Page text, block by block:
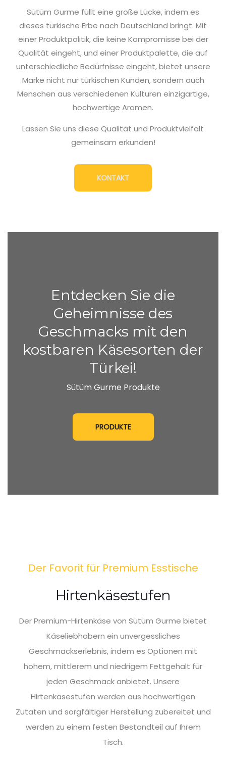
Sütüm Gurme füllt eine große Lücke, indem es
dieses türkische Erbe nach Deutschland bringt. Mit
einer Produktpolitik, die keine Kompromisse bei der
Qualität eingeht, und einer Produktpalette, die auf
unterschiedliche Bedürfnisse eingeht, bietet unsere
Marke nicht nur türkischen Kunden, sondern auch
Menschen aus verschiedenen Kulturen einzigartige,
hochwertige Aromen.
Lassen Sie uns diese Qualität und Produktvielfalt
gemeinsam erkunden!
KONTAKT
Entdecken Sie die
Geheimnisse des
Geschmacks mit den
kostbaren Käsesorten der
Türkei!
Sütüm Gurme Produkte
PRODUKTE
Der Favorit für Premium Esstische
Hirtenkäsestufen
Der Premium-Hirtenkäse von Sütüm Gurme bietet
Käseliebhabern ein unvergessliches
Geschmackserlebnis, indem es Optionen mit
hohem, mittlerem und niedrigem Fettgehalt für
jeden Geschmack anbietet. Unsere
Hirtenkäsestufen werden aus hochwertigen
Zutaten und sorgfältiger Herstellung zubereitet und
werden zu einem festen Bestandteil auf Ihrem
Tisch.